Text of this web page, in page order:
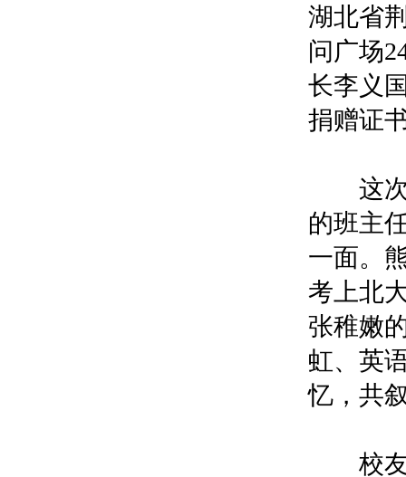
湖北省
问广场
长李义
捐赠证
这次
的班主
一面。
考上北
张稚嫩
虹、英
忆，共
校友